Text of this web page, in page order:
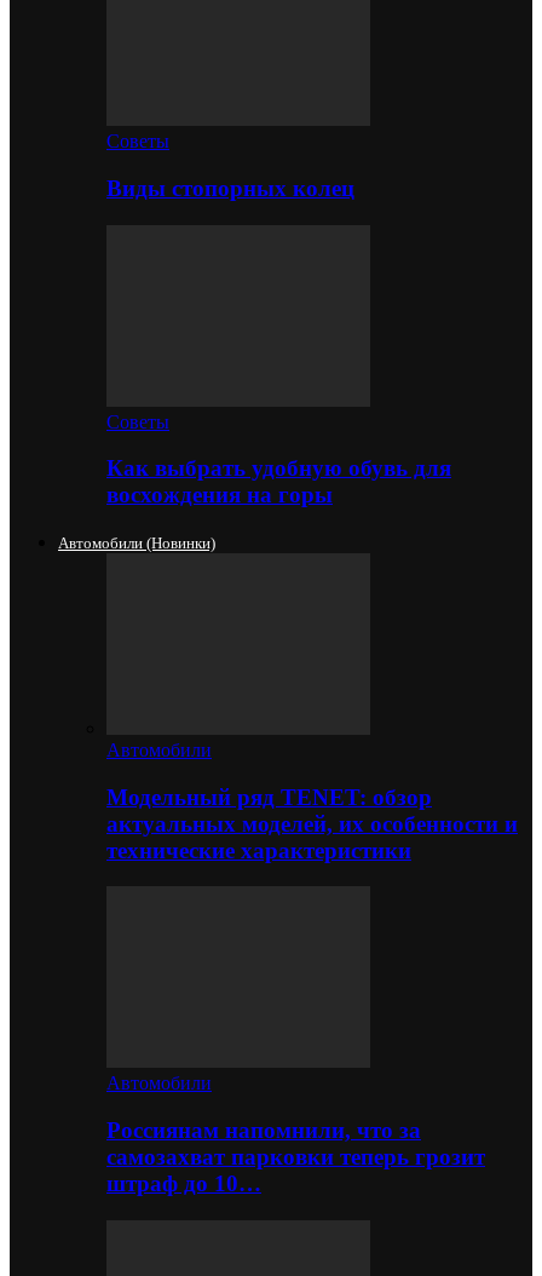
Советы
Виды стопорных колец
Советы
Как выбрать удобную обувь для
восхождения на горы
Автомобили (новинки)
Автомобили
Модельный ряд TENET: обзор
актуальных моделей, их особенности и
технические характеристики
Автомобили
Россиянам напомнили, что за
самозахват парковки теперь грозит
штраф до 10…